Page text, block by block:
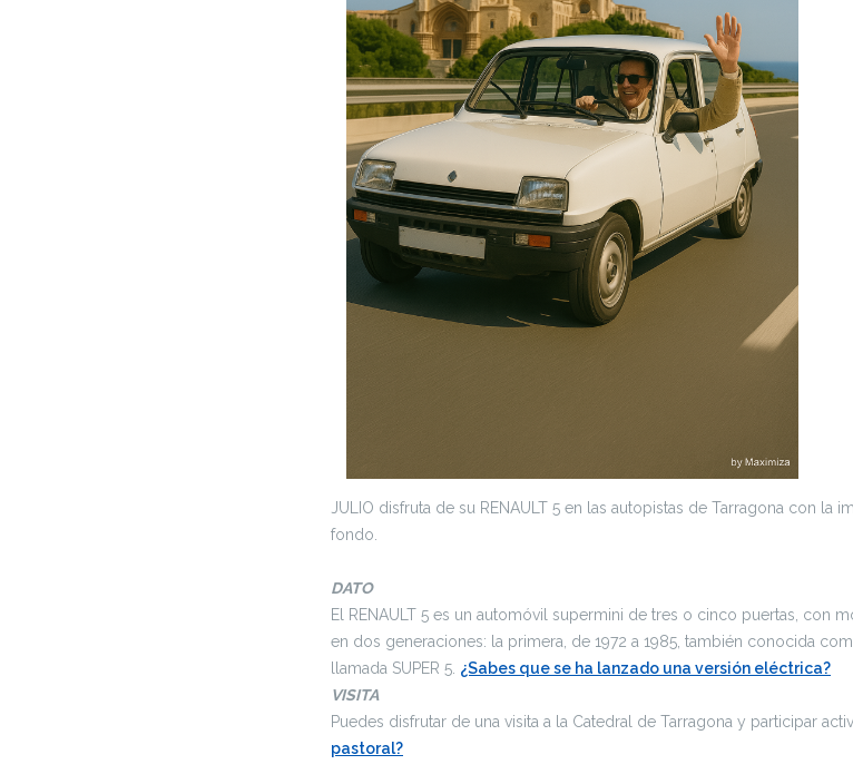
JULIO disfruta de su RENAULT 5 en las autopistas de Tarragona con la
fondo.
DATO
El RENAULT 5 es un automóvil supermini de tres o cinco puertas, con
en dos generaciones: la primera, de 1972 a 1985, también conocida
llamada SUPER 5. ¿Sabes que se ha lanzado una versión eléctrica?
VISITA
Puedes disfrutar de una visita a la Catedral de Tarragona y participar
pastoral?